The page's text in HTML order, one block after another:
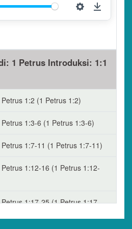
yang akan diberikan
yang taat, janganlah
jahatmu seperti ketika kamu
adalah kudus.
“Kuduslah kamu karena
menghakimi setiap orang
tanpa membeda-
rasa takut selama kamu
Settings
1 Petrus Introduksi: 1:1
1:2 (1 Petrus 1:2)
1:3-6 (1 Petrus 1:3-6)
1:7-11 (1 Petrus 1:7-11)
1:12-16 (1 Petrus 1:12-
1:17-25 (1 Petrus 1:17-